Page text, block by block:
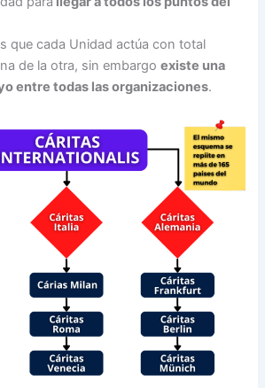
que cada Unidad actúa con total
de la otra, sin embargoexiste una
entre todas las organizaciones.